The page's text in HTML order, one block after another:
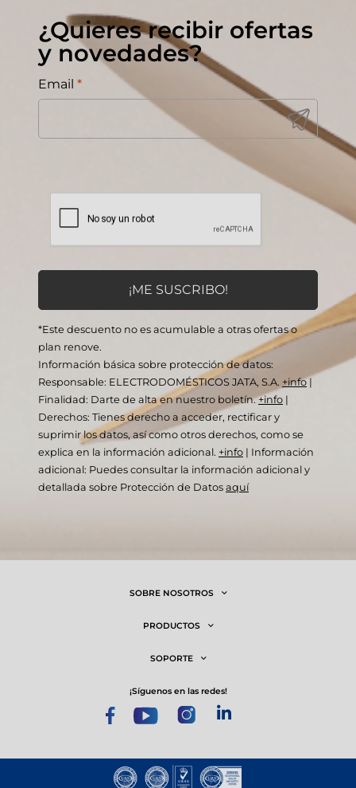
¿Quieres recibir ofertas
y novedades?
Email *
*Este descuento no es acumulable a otras ofertas o
plan renove.
Información básica sobre protección de datos:
Responsable: ELECTRODOMÉSTICOS JATA, S.A. +info |
Finalidad: Darte de alta en nuestro boletín.+info |
Derechos: Tienes derecho a acceder, rectificar y
suprimir los datos, así como otros derechos, como se
explica en la información adicional. +info | Información
adicional: Puedes consultar la información adicional y
detallada sobre Protección de Datos aquí
SOBRE NOSOTROS
PRODUCTOS
SOPORTE
¡síguenos en las redes!